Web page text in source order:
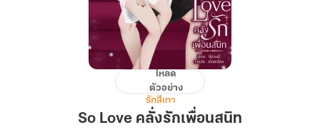
คลั่ง
โหลด
ตัวอย่าง
รักสีเทา
So Love คลั่งรักเพื่อนสนิท